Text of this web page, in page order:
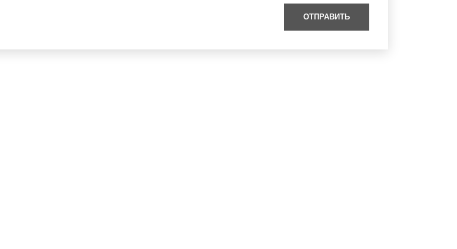
ОТПРАВИТЬ